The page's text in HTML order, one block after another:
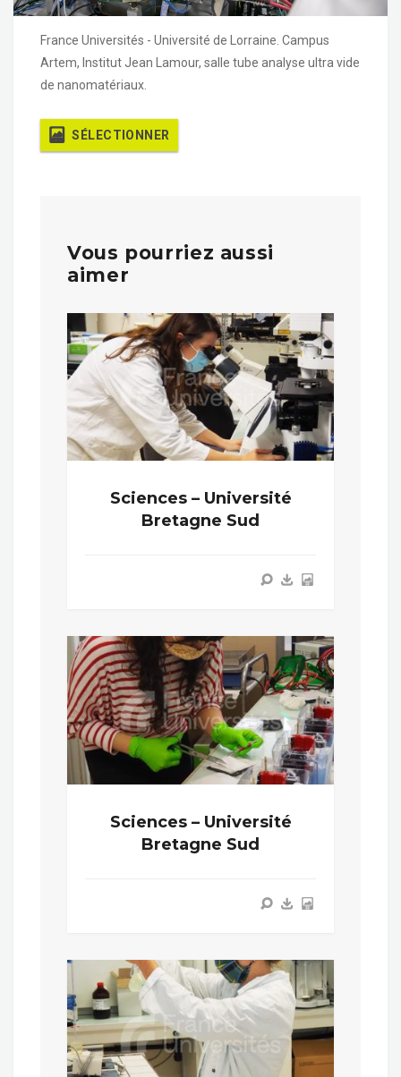
France Universités - Université de Lorraine. Campus
Artem, Institut Jean Lamour, salle tube analyse ultra vide
de nanomatériaux.
SÉLECTIONNER
Vous pourriez aussi
aimer
Sciences – Université
Bretagne Sud
Sciences – Université
Bretagne Sud